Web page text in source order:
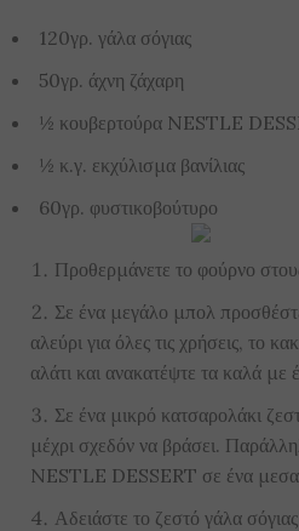
120γρ. γάλα σόγιας
50γρ. άχνη ζάχαρη
½ κουβερτούρα NESTLE
½ κ.γ. εκχύλισμα βανίλιας
60γρ. φυστικοβούτυρο
Προθερμάνετε το φούρνο
Σε ένα μεγάλο μπολ
αλεύρι για όλες τις χρήσεις, το
αλάτι και ανακατέψτε τα καλά με
Σε ένα μικρό κατσαρολάκι
μέχρι σχεδόν να βράσει.
NESTLE DESSERT σε ένα
Αδειάστε το ζεστό γάλα